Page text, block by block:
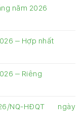
năm 2026
– Hợp nhất
– Riêng
HĐQT ngày